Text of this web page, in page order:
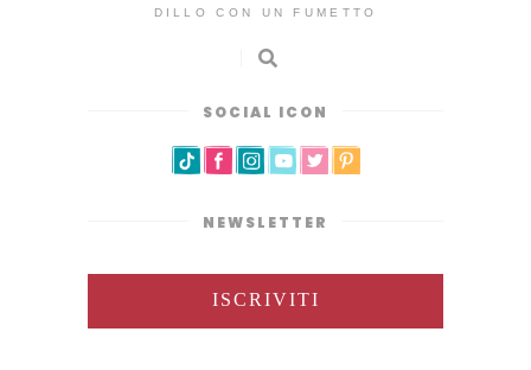
DILLO CON UN FUMETTO
SOCIAL ICON
NEWSLETTER
ISCRIVITI